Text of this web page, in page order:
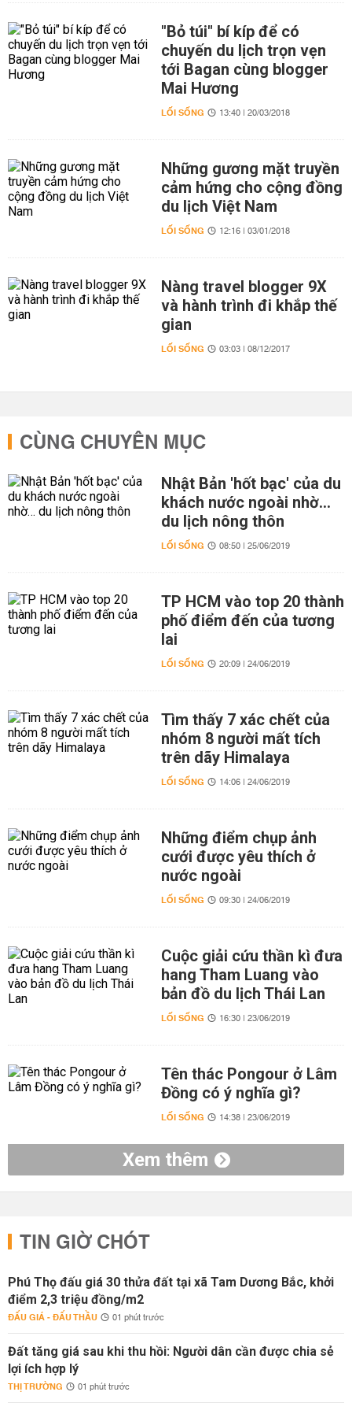
"Bỏ túi" bí kíp để có
chuyến du lịch trọn vẹn
tới Bagan cùng blogger
Mai Hương
LỐI SỐNG 13:40 | 20/03/2018
Những gương mặt truyền
cảm hứng cho cộng đồng
du lịch Việt Nam
LỐI SỐNG 12:16 | 03/01/2018
Nàng travel blogger 9X
và hành trình đi khắp thế
gian
LỐI SỐNG 03:03 | 08/12/2017
CÙNG CHUYÊN MỤC
Nhật Bản 'hốt bạc' của du
khách nước ngoài nhờ…
du lịch nông thôn
LỐI SỐNG 08:50 | 25/06/2019
TP HCM vào top 20 thành
phố điểm đến của tương
lai
LỐI SỐNG 20:09 | 24/06/2019
Tìm thấy 7 xác chết của
nhóm 8 người mất tích
trên dãy Himalaya
LỐI SỐNG 14:06 | 24/06/2019
Những điểm chụp ảnh
cưới được yêu thích ở
nước ngoài
LỐI SỐNG 09:30 | 24/06/2019
Cuộc giải cứu thần kì đưa
hang Tham Luang vào
bản đồ du lịch Thái Lan
LỐI SỐNG 16:30 | 23/06/2019
Tên thác Pongour ở Lâm
Đồng có ý nghĩa gì?
LỐI SỐNG 14:38 | 23/06/2019
Xem thêm
TIN GIỜ CHÓT
Phú Thọ đấu giá 30 thửa đất tại xã Tam Dương Bắc, khởi
điểm 2,3 triệu đồng/m2
ĐẤU GIÁ - ĐẤU THẦU 01 phút trước
Đất tăng giá sau khi thu hồi: Người dân cần được chia sẻ
lợi ích hợp lý
THỊ TRƯỜNG 01 phút trước